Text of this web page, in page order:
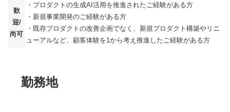
歓
迎/
尚可
・プロダクトの生成AI活用を推進されたご経験がある方
・新規事業開発のご経験がある方
・既存プロダクトの改善企画でなく、新規プロダクト構築やリニ
ューアルなど、顧客体験を1から考え推進したご経験がある方
勤務地